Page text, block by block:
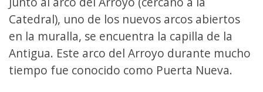
Catedral), uno de los nuevos arcos abiertos
en la muralla, se encuentra la capilla de la
Antigua. Este arco del Arroyo durante mucho
tiempo fue conocido como Puerta Nueva.